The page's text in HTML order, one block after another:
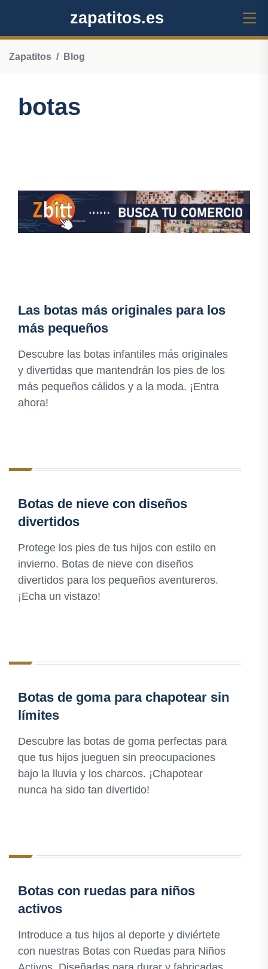
zapatitos.es
Zapatitos Blog
botas
Las botas más originales para los
más pequeños
Descubre las botas infantiles más originales
y divertidas que mantendrán los pies de los
más pequeños cálidos y a la moda. ¡Entra
ahora!
Botas de nieve con diseños
divertidos
Protege los pies de tus hijos con estilo en
invierno. Botas de nieve con diseños
divertidos para los pequeños aventureros.
¡Echa un vistazo!
Botas de goma para chapotear sin
límites
Descubre las botas de goma perfectas para
que tus hijos jueguen sin preocupaciones
bajo la lluvia y los charcos. ¡Chapotear
nunca ha sido tan divertido!
Botas con ruedas para niños
activos
Introduce a tus hijos al deporte y diviértete
con nuestras Botas con Ruedas para Niños